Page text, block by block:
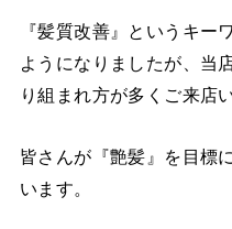
『髪質改善』というキー
ようになりましたが、当
り組まれ方が多くご来店
皆さんが『艶髪』を目標
います。